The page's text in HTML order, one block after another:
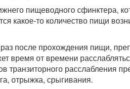
пищеводного сфинктера,
какое-то количество пищи
после прохождения пищи,
от времени
транзиторного расслабления
отрыжка, срыгивания.